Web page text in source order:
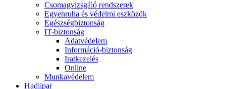
Csomagvizsgáló rendszerek
Egyenruha és védelmi eszközök
Egészségbiztonság
IT-biztonság
Adatvédelem
Információ-biztonság
Iratkezelés
Online
Munkavédelem
Hadiipar